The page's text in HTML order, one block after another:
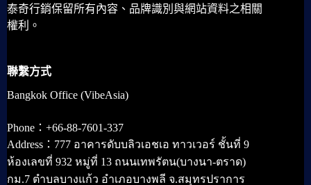
泰奇行銷保留所有內容、品牌識別與網站資料之相關
權利。
聯繫方式
Bangkok Office (VibeAsia)
Phone：+66-88-7601-337
Address：777 อาคารดับบลิวเอชเอ ทาวเวอร์ ชั้นที่ 9
ห้องเลขที่ 932 หมู่ที่ 13 ถนนเทพรัตน(บางนา-ตราด)
กม.7 ตำบลบางแก้ว อำเภอบางพลี จ.สมุทรปราการ